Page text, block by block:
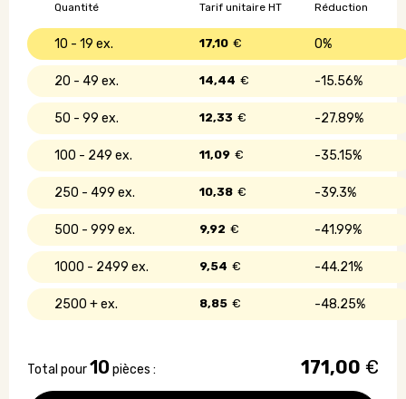
Quantité Réduction
Tarif unitaire HT
10 - 19 0%
17,10 €
20 - 49 15.56%
14,44 €
50 - 99 27.89%
12,33 €
100 - 249 35.15%
11,09 €
250 - 499 39.3%
10,38 €
500 - 999 41.99%
9,92 €
1000 - 2499 44.21%
9,54 €
2500 + 48.25%
8,85 €
Total pour10 pièces : 171,00 €